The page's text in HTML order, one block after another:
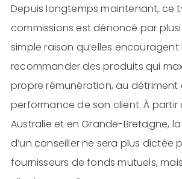
Depuis longtemps maintenant, ce
commissions est dénoncé par
simple raison qu’elles encouragent
recommander des produits qui
propre rémunération, au détriment
performance de son client. À partir
Australie et en Grande-Bretagne,
d’un conseiller ne sera plus dictée
fournisseurs de fonds mutuels,